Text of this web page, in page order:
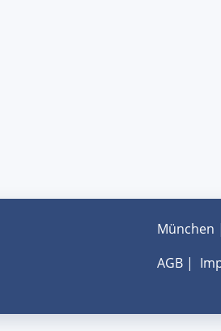
München
AGB|